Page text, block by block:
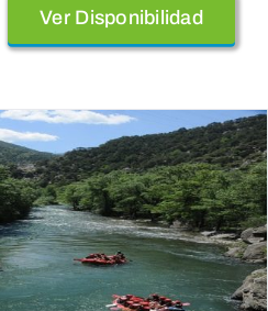
Ver Disponibilidad